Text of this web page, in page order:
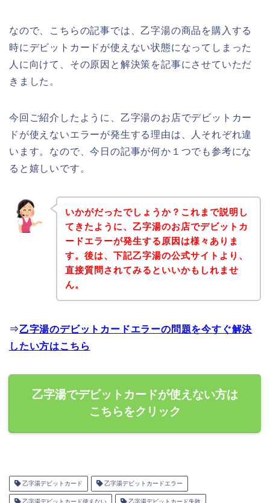
なので、こちらの記事では、乙字湯の商品を購入する
時にデビットカードが使えない状態になってしまった
人に向けて、その原因と解決策を記事にさせていただ
きました。
今回ご紹介したように、乙字湯のお店でデビットカー
ドが使えないエラーが発生する理由は、人それぞれ違
います。なので、今日の記事が何か１つでも参考にな
ると嬉しいです。
いかがだったでしょうか？これまで説明し
てきたように、乙字湯のお店でデビットカ
ードエラーが発生する原因は様々ありま
す。後は、下記乙字湯の公式サイトより、
直接質問されてみるといいかもしれませ
ん。
⇒乙字湯のデビットカードエラーの問題を今すぐ解決
したい方はこちら
乙字湯でデビットカードが使えない方は
こちらをクリック
乙字湯デビットカード 乙字湯デビットカードエラー
乙字湯デビットカード使えない 乙字湯デビットカード失敗